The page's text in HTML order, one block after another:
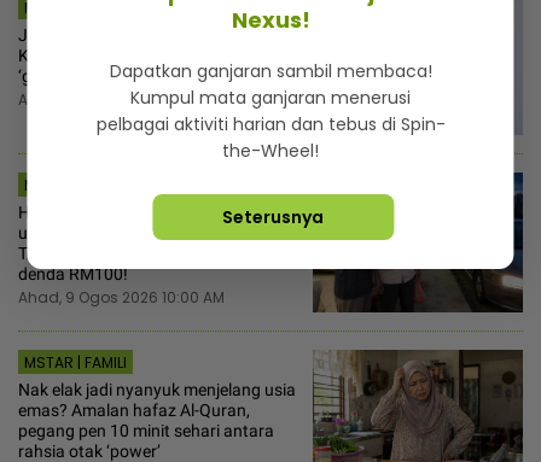
MSTAR | HIBURAN
Jalaluddin Hassan teruja sertai
Kilauan Emas, tak sangka dapat
‘green light’ Tok Ram
Ahad, 9 Ogos 2026 10:30 AM
MSTAR | VIRAL
Hasrat murni tolong pakcik lanjut
usia tempah e-hailing makan diri...
Terduduk tiba-tiba penyedia platform
denda RM100!
Ahad, 9 Ogos 2026 10:00 AM
MSTAR | FAMILI
Nak elak jadi nyanyuk menjelang usia
emas? Amalan hafaz Al-Quran,
pegang pen 10 minit sehari antara
rahsia otak ‘power’
Nexus!
Dapatkan ganjaran sambil membaca!
Kumpul mata ganjaran menerusi
pelbagai aktiviti harian dan tebus di Spin-
the-Wheel!
Seterusnya